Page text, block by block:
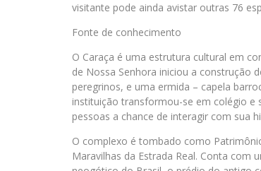
visitante pode ainda avistar outras 76
Fonte de conhecimento
O Caraça é uma estrutura cultural em
de Nossa Senhora iniciou a construção
peregrinos, e uma ermida – capela
instituição transformou-se em colégio e
pessoas a chance de interagir com sua
O complexo é tombado como
Maravilhas da Estrada Real. Conta